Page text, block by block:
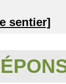
sentier]